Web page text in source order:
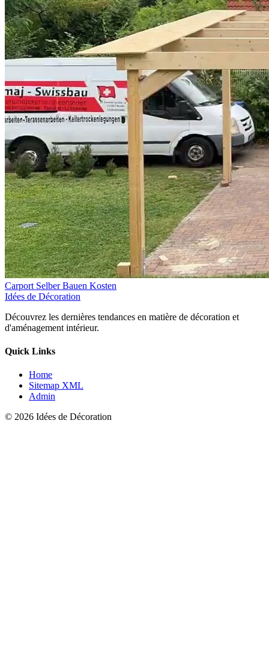
Carport Selber Bauen Kosten
Idées de Décoration
Découvrez les dernières tendances en matière de décoration et
d'aménagement intérieur.
Quick Links
Home
Sitemap XML
Admin
© 2026 Idées de Décoration